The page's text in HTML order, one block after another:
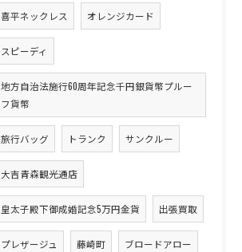
喜平ネックレス オレンジカード
スピーディ
地方自治法施行60周年記念千円銀貨幣プルー
フ貨幣
旅行バッグ トランク サンクルー
大吉青森観光通店
皇太子殿下御成婚記念5万円金貨 出張買取
プレザージュ 藤崎町 ブロードアロー